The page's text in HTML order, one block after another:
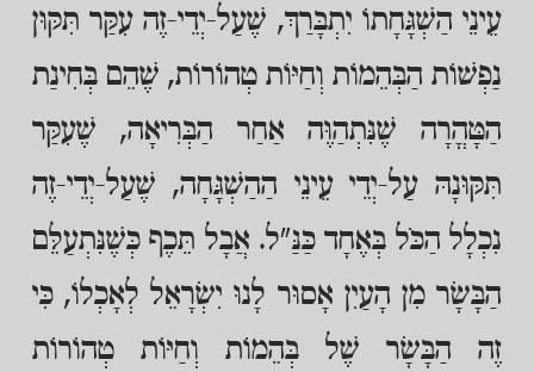
עֵינֵי הַשְׁגָּחָתוֹ יִתְבָּרַךְ, שֶׁעַל-יְדֵי-זֶה עִקַּר תִּקּוּן
נַפְשׁוֹת הַבְּהֵמוֹת וְחַיּוֹת טְהוֹרוֹת, שֶׁהֵם בְּחִינַת
הַטָּהֳרָה שֶׁנִּתְהַוֶּה אַחַר הַבְּרִיאָה, שֶׁעִקַּר
תִּקּוּנָהּ עַל-יְדֵי עֵינֵי הַהַשְׁגָּחָה, שֶׁעַל-יְדֵי-זֶה
נִכְלָל הַכֹּל בְּאֶחָד כַּנַּ"ל. אֲבָל תֵּכֶף כְּשֶׁנִּתְעַלֵּם
הַבָּשָׂר מִן הָעַיִן אָסוּר לָנוּ יִשְׂרָאֵל לְאָכְלוֹ, כִּי
זֶה הַבָּשָׂר שֶׁל בְּהֵמוֹת וְחַיּוֹת טְהוֹרוֹת